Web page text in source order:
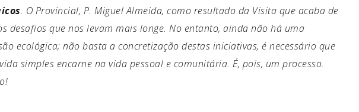
. O Provincial, P. Miguel Almeida, como resultado da Visita que acaba de
desafios que nos levam mais longe. No entanto, ainda não há uma
ecológica; não basta a concretização destas iniciativas, é necessário que
simples encarne na vida pessoal e comunitária. É, pois, um processo.